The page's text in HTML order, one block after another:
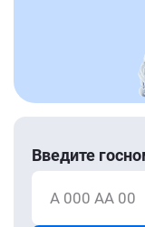
Введите
А 000 АА 00